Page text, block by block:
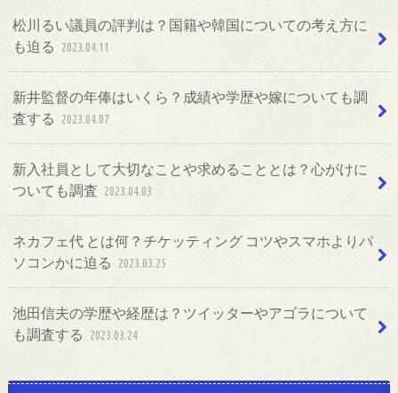
松川るい議員の評判は？国籍や韓国についての考え方に
も迫る
2023.04.11
新井監督の年俸はいくら？成績や学歴や嫁についても調
査する
2023.04.07
新入社員として大切なことや求めることとは？心がけに
ついても調査 2023.04.03
ネカフェ代 とは何？チケッティング コツやスマホよりパ
ソコンかに迫る
2023.03.25
池田信夫の学歴や経歴は？ツイッターやアゴラについて
も調査する
2023.03.24